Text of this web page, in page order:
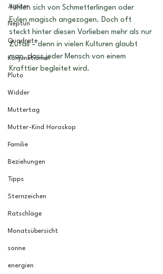
Jupiter
Neptun
Quadrate
Konjunktionen
Pluto
Widder
Muttertag
Mutter-Kind Horoskop
Familie
Beziehungen
Tipps
Sternzeichen
Ratschläge
Monatsübersicht
sonne
energien
fühlen sich von Schmetterlingen oder
Eulen magisch angezogen. Doch oft
steckt hinter diesen Vorlieben mehr als nur
Zufall – denn in vielen Kulturen glaubt
man, dass jeder Mensch von einem
Krafttier begleitet wird.